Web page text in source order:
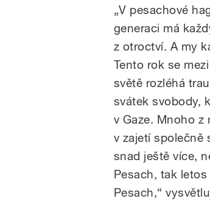
„V pesachové
generaci má
z otroctví. A my
Tento rok se
světě rozléhá
svátek svobody,
v Gaze. Mnoho
v zajetí společně
snad ještě více,
Pesach, tak
Pesach,“